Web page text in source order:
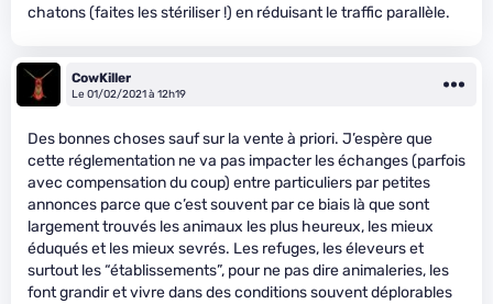
chatons (faites les stériliser !) en réduisant le traffic parallèle.
CowKiller
Le 01/02/2021 à 12h19
Des bonnes choses sauf sur la vente à priori. J’espère que
cette réglementation ne va pas impacter les échanges (parfois
avec compensation du coup) entre particuliers par petites
annonces parce que c’est souvent par ce biais là que sont
largement trouvés les animaux les plus heureux, les mieux
éduqués et les mieux sevrés. Les refuges, les éleveurs et
surtout les “établissements”, pour ne pas dire animaleries, les
font grandir et vivre dans des conditions souvent déplorables